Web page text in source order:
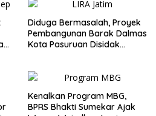
Diduga Bermasalah, Proyek
Pembangunan Barak Dalmas
Kota Pasuruan Disidak
Kenalkan Program MBG,
BPRS Bhakti Sumekar Ajak